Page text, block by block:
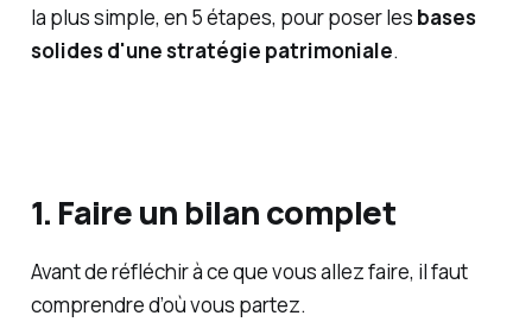
la plus simple, en 5 étapes, pour poser les bases
solides d'une stratégie patrimoniale.
1. Faire un bilan complet
Avant de réfléchir à ce que vous allez faire, il faut
comprendre d’où vous partez.